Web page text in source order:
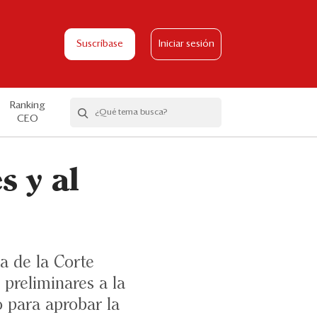
Suscríbase Iniciar sesión
Ranking
CEO
y al
de la Corte
a la
para aprobar la